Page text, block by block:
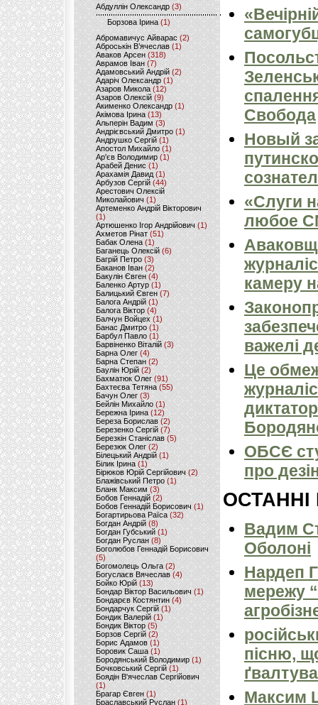
Абдуллін Олександр (3)
Борзова Ірина(1)
Абромавичус Айварас (2)
Аброськін В’ячеслав(1)
Аваков Арсен (318)
Аврамов Іван (7)
Адамовський Андрій(2)
Адаріч Олександр (1)
Азаров Микола (12)
Азаров Олексій (9)
Акименко Олександр(1)
Акімова Ірина(13)
Альперін Вадим (3)
Андрієвський Дмитро(1)
Андрушко Сергій(1)
Апостол Михайло(1)
Ар'єв Володимир (1)
Арабей Денис(1)
Арахамія Давид (1)
Арбузов Сергій (44)
Арестович Олексій
Миколайович(1)
Артеменко Андрій Вікторович
(1)
Артюшенко Ігор Андрійович(1)
Ахметов Рінат(51)
Бабак Олена(1)
Баганець Олексій(6)
Багрій Петро (3)
Баканов Іван(2)
Бакулін Євген (4)
Баленко Артур(1)
Балицький Євген(7)
Балога Андрій (1)
Балога Віктор (4)
Балчун Войцех (1)
Банас Дмитро (1)
Барбул Павло(1)
Барвіненко Віталій(3)
Барна Олег (4)
Барна Степан (2)
Баулін Юрій (2)
Бахматюк Олег (91)
Бахтеєва Тетяна(55)
Бачун Олег (3)
Бейлін Михайло (1)
Бережна Ірина(12)
Береза Борислав(2)
Березенко Сергій (7)
Березкін Станіслав (5)
Березюк Олег(2)
Білецький Андрій (1)
Білик Ірина (1)
Бірюков Юрій Сергійович (2)
Блажівський Петро (1)
Бланк Максим(3)
Бобов Геннадій (2)
Бобов Геннадій Борисович (1)
Богартирьова Раїса (32)
Богдан Андрій(8)
Богдан Губський (1)
Богдан Руслан(8)
Боголюбов Геннадій Борисович
(5)
Богомолець Ольга (2)
Богуслаєв Вячеслав (4)
Бойко Юрій (13)
Бондар Віктор Васильович (1)
Бондарєв Костянтин (4)
Бондарчук Сергій(1)
Бондик Валерій (1)
Бондик Віктор(5)
Борзов Сергiй (2)
Борис Адамов(1)
Боровик Саша (1)
Бородянський Володимир (1)
Бочковський Сергій (1)
Боядін В'ячеслав Сергійович
(1)
Брагар Євген (1)
Браславський Руслан (1)
Свобода
Новый
«Слуги
любое
камеру
важелі
Це
ОБСЄ
про
ОСТАННІ
Вадим
Оболоні
Нардеп
мережу
пісню,
Максим